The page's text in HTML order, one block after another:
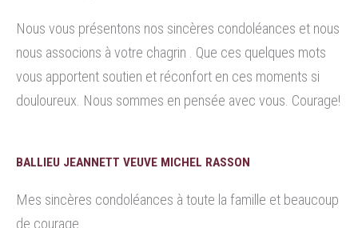
Nous vous présentons nos sincères condoléances et nous
nous associons à votre chagrin . Que ces quelques mots
vous apportent soutien et réconfort en ces moments si
douloureux. Nous sommes en pensée avec vous. Courage!
BALLIEU JEANNETT VEUVE MICHEL RASSON
Mes sincères condoléances à toute la famille et beaucoup
de courage